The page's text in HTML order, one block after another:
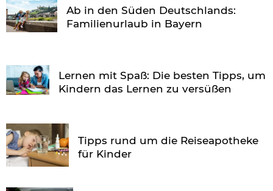
Ab in den Süden Deutschlands:
Familienurlaub in Bayern
Lernen mit Spaß: Die besten Tipps, um
Kindern das Lernen zu versüßen
Tipps rund um die Reiseapotheke
für Kinder